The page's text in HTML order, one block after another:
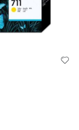
original HP 662